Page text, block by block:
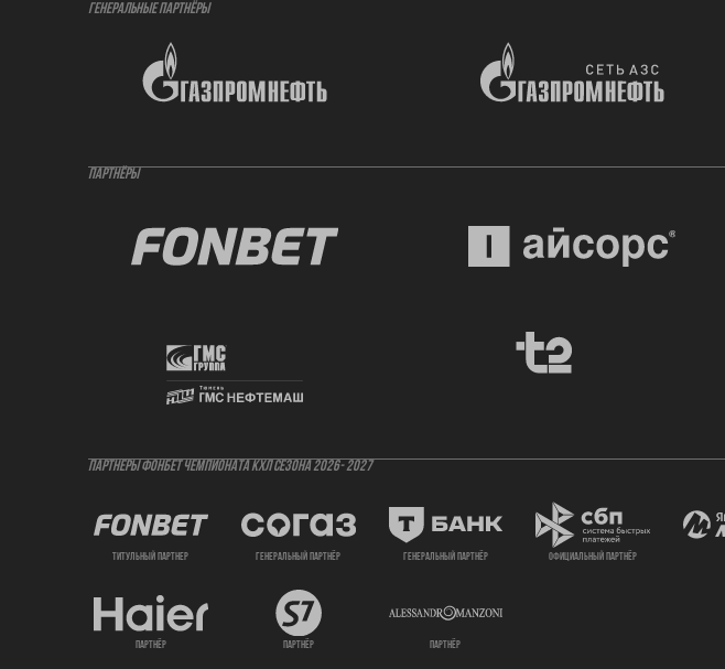
ГЕНЕРАЛЬНЫЕ ПАРТНЁРЫ
ПАРТНЁРЫ
ПАРТНЕРЫ ФОНБЕТ ЧЕМПИОНАТА КХЛ СЕЗОНА 2026- 2027
титульный партнер генеральный партнёр генеральный партнёр официальный партнёр
партнёр партнёр партнёр